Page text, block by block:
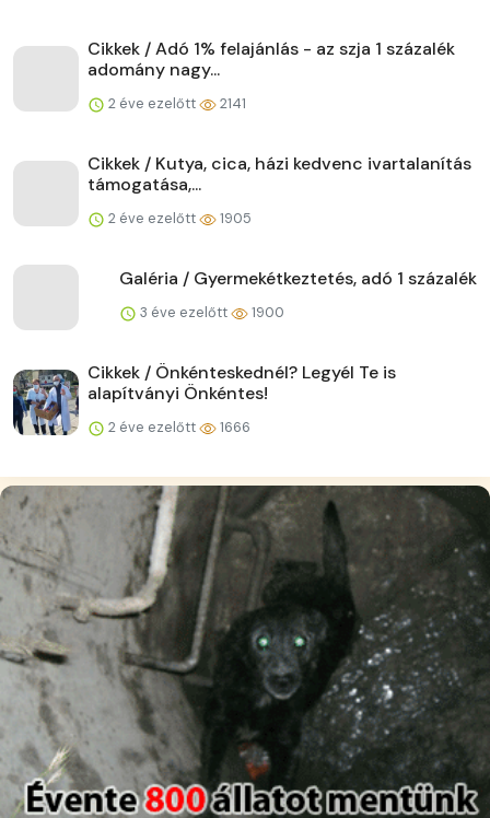
Cikkek / Adó 1% felajánlás - az szja 1 százalék
adomány nagy...
2 éve ezelőtt 2141
Cikkek / Kutya, cica, házi kedvenc ivartalanítás
támogatása,...
2 éve ezelőtt 1905
Galéria / Gyermekétkeztetés, adó 1 százalék
3 éve ezelőtt 1900
Cikkek / Önkénteskednél? Legyél Te is
alapítványi Önkéntes!
2 éve ezelőtt 1666